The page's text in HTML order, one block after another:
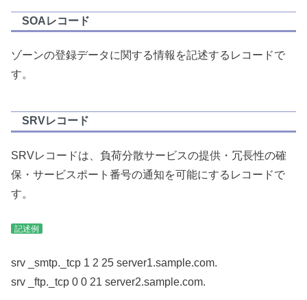
SOAレコード
ゾーンの登録データに関する情報を記述するレコードで
す。
SRVレコード
SRVレコードは、負荷分散サービスの提供・冗長性の確
保・サービスポート番号の通知を可能にするレコードで
す。
記述例
srv _smtp._tcp 1 2 25 server1.sample.com.
srv _ftp._tcp 0 0 21 server2.sample.com.